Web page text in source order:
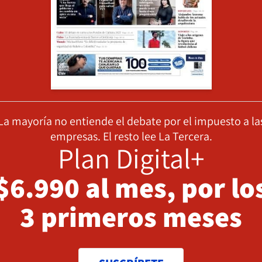
mayoría no entiende el debate por el impuesto a
empresas. El resto lee La Tercera.
Plan Digital+
al mes, por
3 primeros meses